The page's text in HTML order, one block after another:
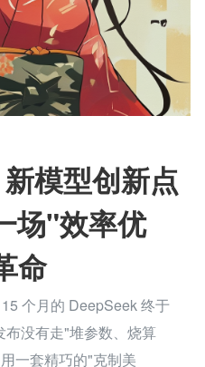
模型创新点
场"效率优
命
个月的 DeepSeek 终于
没有走"堆参数、烧算
一套精巧的"克制美